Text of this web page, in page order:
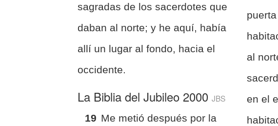
sagradas de los sacerdotes que
daban al norte; y he aquí, había
allí un lugar al fondo, hacia el
occidente.
La Biblia del Jubileo 2000JBS
19 Me metió después por la
al
en el